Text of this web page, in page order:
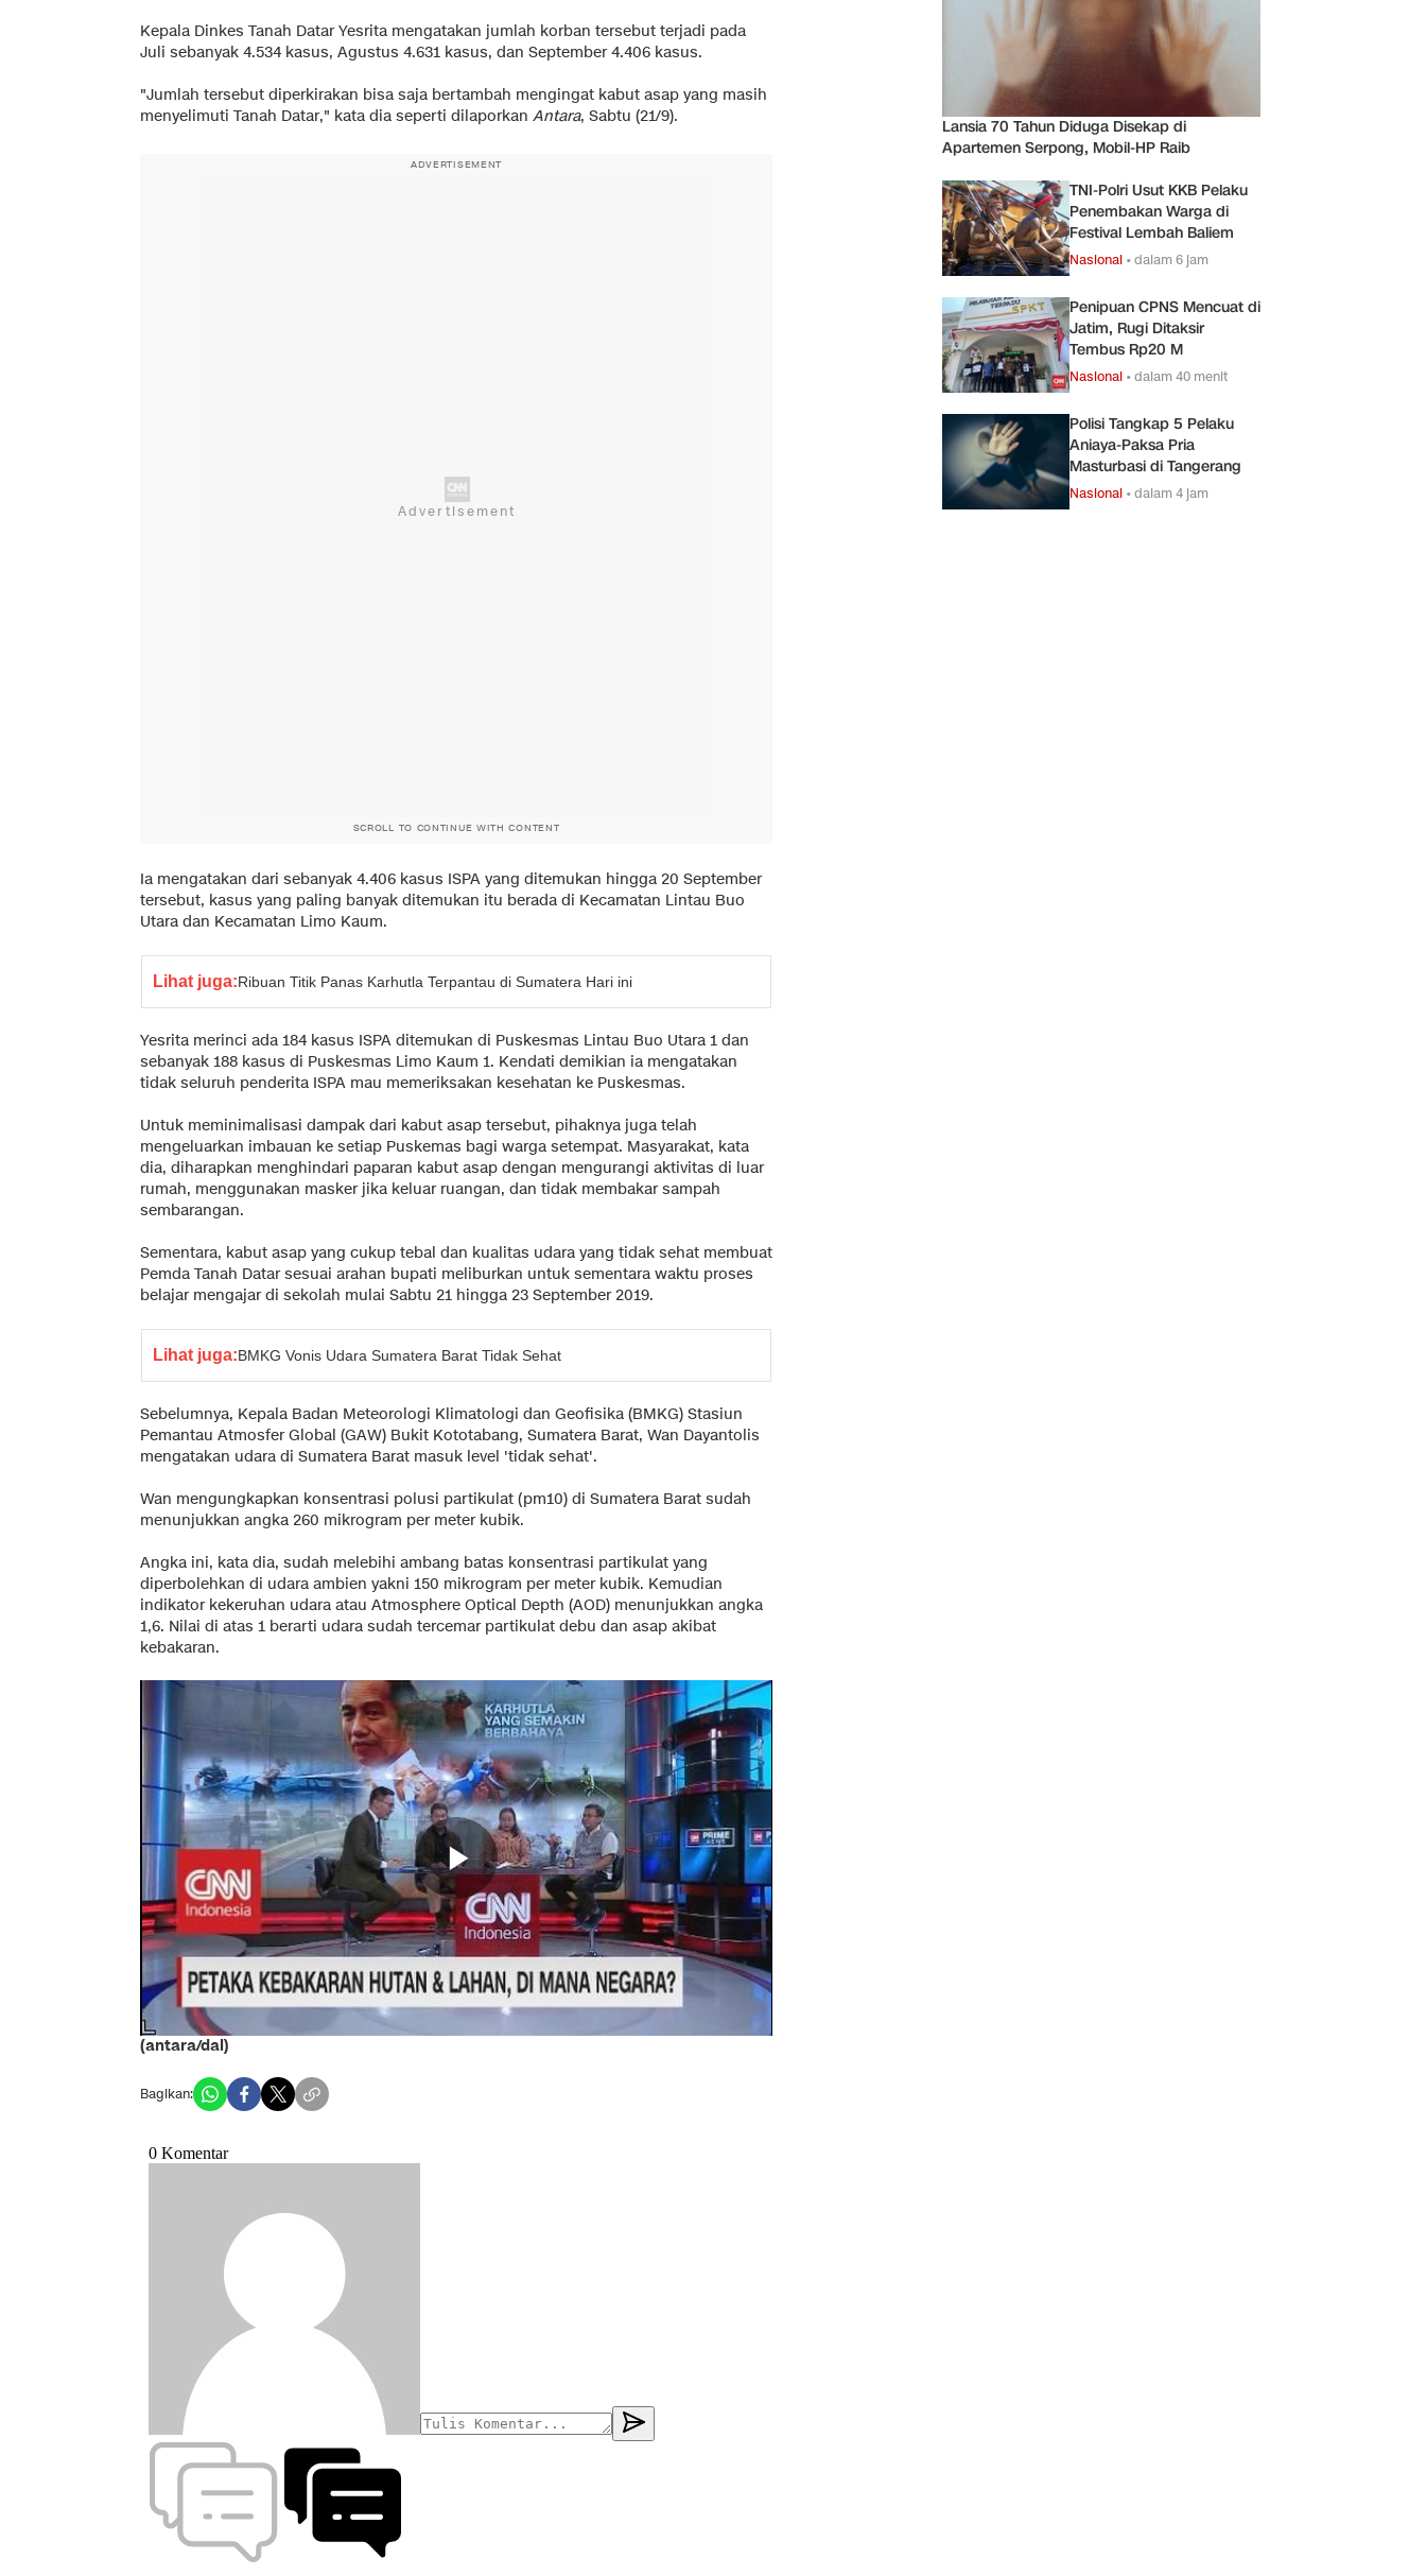
Kepala Dinkes Tanah Datar Yesrita mengatakan jumlah korban tersebut terjadi pada
Juli sebanyak 4.534 kasus, Agustus 4.631 kasus, dan September 4.406 kasus.
"Jumlah tersebut diperkirakan bisa saja bertambah mengingat kabut asap yang masih
menyelimuti Tanah Datar," kata dia seperti dilaporkan Antara, Sabtu (21/9).
ADVERTISEMENT
SCROLL TO CONTINUE WITH CONTENT
Ia mengatakan dari sebanyak 4.406 kasus ISPA yang ditemukan hingga 20 September
tersebut, kasus yang paling banyak ditemukan itu berada di Kecamatan Lintau Buo
Utara dan Kecamatan Limo Kaum.
Lihat juga:Ribuan Titik Panas Karhutla Terpantau di Sumatera Hari ini
Yesrita merinci ada 184 kasus ISPA ditemukan di Puskesmas Lintau Buo Utara 1 dan
sebanyak 188 kasus di Puskesmas Limo Kaum 1. Kendati demikian ia mengatakan
tidak seluruh penderita ISPA mau memeriksakan kesehatan ke Puskesmas.
Untuk meminimalisasi dampak dari kabut asap tersebut, pihaknya juga telah
mengeluarkan imbauan ke setiap Puskemas bagi warga setempat. Masyarakat, kata
dia, diharapkan menghindari paparan kabut asap dengan mengurangi aktivitas di luar
rumah, menggunakan masker jika keluar ruangan, dan tidak membakar sampah
sembarangan.
Sementara, kabut asap yang cukup tebal dan kualitas udara yang tidak sehat membuat
Pemda Tanah Datar sesuai arahan bupati meliburkan untuk sementara waktu proses
belajar mengajar di sekolah mulai Sabtu 21 hingga 23 September 2019.
Lihat juga:BMKG Vonis Udara Sumatera Barat Tidak Sehat
Sebelumnya, Kepala Badan Meteorologi Klimatologi dan Geofisika (BMKG) Stasiun
Pemantau Atmosfer Global (GAW) Bukit Kototabang, Sumatera Barat, Wan Dayantolis
mengatakan udara di Sumatera Barat masuk level 'tidak sehat'.
Wan mengungkapkan konsentrasi polusi partikulat (pm10) di Sumatera Barat sudah
menunjukkan angka 260 mikrogram per meter kubik.
Angka ini, kata dia, sudah melebihi ambang batas konsentrasi partikulat yang
diperbolehkan di udara ambien yakni 150 mikrogram per meter kubik. Kemudian
indikator kekeruhan udara atau Atmosphere Optical Depth (AOD) menunjukkan angka
1,6. Nilai di atas 1 berarti udara sudah tercemar partikulat debu dan asap akibat
kebakaran.
(antara/dal)
Bagikan:
Lansia 70 Tahun Diduga Disekap di
Apartemen Serpong, Mobil-HP Raib
TNI-Polri Usut KKB Pelaku
Penembakan Warga di
Festival Lembah Baliem
Nasional •dalam 6 jam
Penipuan CPNS Mencuat di
Jatim, Rugi Ditaksir
Tembus Rp20 M
Nasional •dalam 40 menit
Polisi Tangkap 5 Pelaku
Aniaya-Paksa Pria
Masturbasi di Tangerang
Nasional •dalam 4 jam